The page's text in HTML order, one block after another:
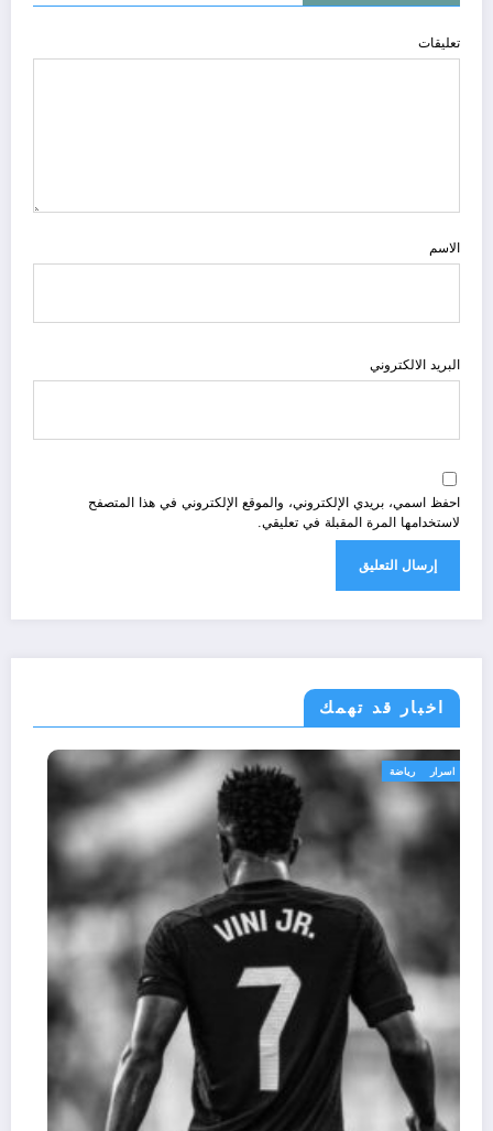
تعليقات
الاسم
البريد الالكتروني
احفظ اسمي، بريدي الإلكتروني، والموقع الإلكتروني في هذا المتصفح
لاستخدامها المرة المقبلة في تعليقي.
اخبار قد تهمك
اسرار رياضة